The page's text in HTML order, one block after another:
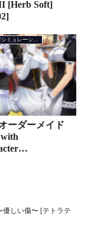
[Herb Soft]
ーダーメイド
優しい傷〜 [テトラテ